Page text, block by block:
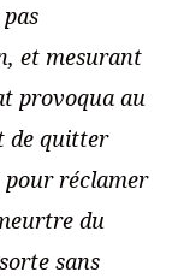
et mesurant
provoqua au
de quitter
pour réclamer
du
sans